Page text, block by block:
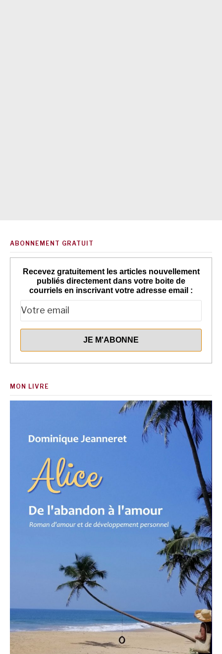
ABONNEMENT GRATUIT
Recevez gratuitement les articles nouvellement
publiés directement dans votre boite de
courriels en inscrivant votre adresse email :
MON LIVRE